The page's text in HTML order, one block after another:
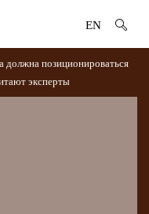
EN
должна позиционироваться
эксперты